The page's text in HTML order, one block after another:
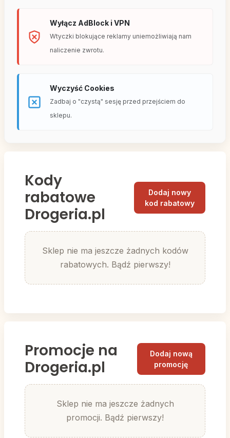
Wyłącz AdBlock i VPN
Wtyczki blokujące reklamy uniemożliwiają nam
naliczenie zwrotu.
Wyczyść Cookies
Zadbaj o "czystą" sesję przed przejściem do
sklepu.
Kody
rabatowe
Drogeria.pl
Dodaj nowy
kod rabatowy
Sklep nie ma jeszcze żadnych kodów
rabatowych. Bądź pierwszy!
Promocje na
Drogeria.pl
Dodaj nową
promocję
Sklep nie ma jeszcze żadnych
promocji. Bądź pierwszy!